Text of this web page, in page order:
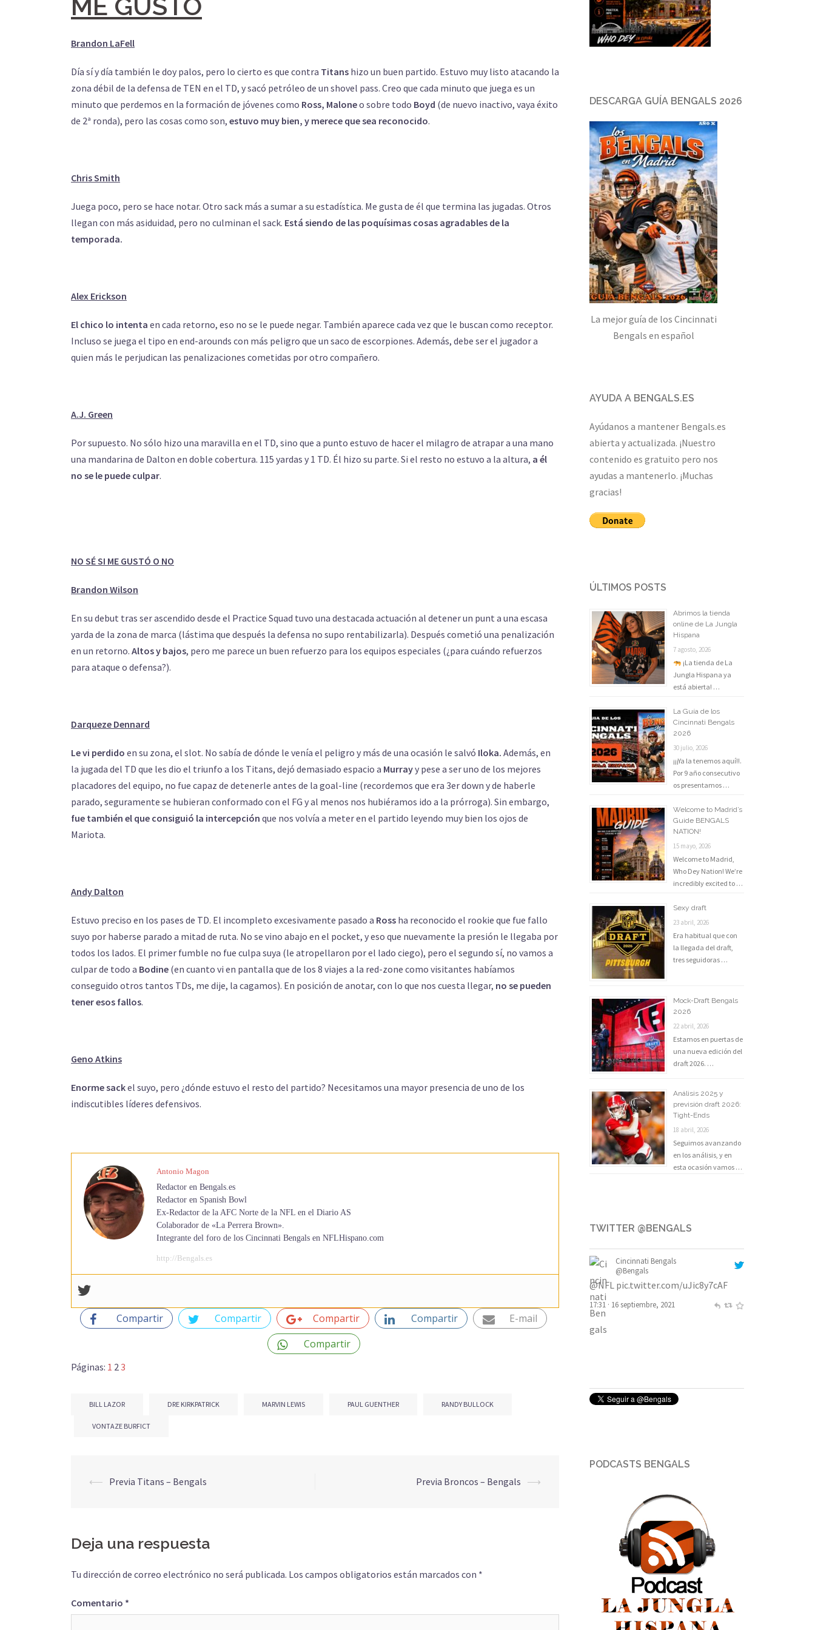
ME GUSTÓ
Brandon LaFell
Día sí y día también le doy palos, pero lo cierto es que contra Titans hizo un buen partido. Estuvo muy listo atacando la
zona débil de la defensa de TEN en el TD, y sacó petróleo de un shovel pass. Creo que cada minuto que juega es un
minuto que perdemos en la formación de jóvenes como Ross, Maloneo sobre todo Boyd (de nuevo inactivo, vaya éxito
de 2ª ronda), pero las cosas como son, estuvo muy bien, y merece que sea reconocido.
Chris Smith
Juega poco, pero se hace notar. Otro sack más a sumar a su estadística. Me gusta de él que termina las jugadas. Otros
llegan con más asiduidad, pero no culminan el sack. Está siendo de las poquísimas cosas agradables de la
temporada.
Alex Erickson
El chico lo intenta en cada retorno, eso no se le puede negar. También aparece cada vez que le buscan como receptor.
Incluso se juega el tipo en end-arounds con más peligro que un saco de escorpiones. Además, debe ser el jugador a
quien más le perjudican las penalizaciones cometidas por otro compañero.
A.J. Green
Por supuesto. No sólo hizo una maravilla en el TD, sino que a punto estuvo de hacer el milagro de atrapar a una mano
una mandarina de Dalton en doble cobertura. 115 yardas y 1 TD. Él hizo su parte. Si el resto no estuvo a la altura, a él
no se le puede culpar.
NO SÉ SI ME GUSTÓ O NO
Brandon Wilson
En su debut tras ser ascendido desde el Practice Squad tuvo una destacada actuación al detener un punt a una escasa
yarda de la zona de marca (lástima que después la defensa no supo rentabilizarla). Después cometió una penalización
en un retorno. Altos y bajos, pero me parece un buen refuerzo para los equipos especiales (¿para cuándo refuerzos
para ataque o defensa?).
Darqueze Dennard
Le vi perdido en su zona, el slot. No sabía de dónde le venía el peligro y más de una ocasión le salvó Iloka. Además, en
la jugada del TD que les dio el triunfo a los Titans, dejó demasiado espacio a Murrayy pese a ser uno de los mejores
placadores del equipo, no fue capaz de detenerle antes de la goal-line (recordemos que era 3er down y de haberle
parado, seguramente se hubieran conformado con el FG y al menos nos hubiéramos ido a la prórroga). Sin embargo,
fue también el que consiguió la intercepción que nos volvía a meter en el partido leyendo muy bien los ojos de
Mariota.
Andy Dalton
Estuvo preciso en los pases de TD. El incompleto excesivamente pasado a Ross ha reconocido el rookie que fue fallo
suyo por haberse parado a mitad de ruta. No se vino abajo en el pocket, y eso que nuevamente la presión le llegaba por
todos los lados. El primer fumble no fue culpa suya (le atropellaron por el lado ciego), pero el segundo sí, no vamos a
culpar de todo a Bodine (en cuanto vi en pantalla que de los 8 viajes a la red-zone como visitantes habíamos
conseguido otros tantos TDs, me dije, la cagamos). En posición de anotar, con lo que nos cuesta llegar, no se pueden
tener esos fallos.
Geno Atkins
Enorme sackel suyo, pero ¿dónde estuvo el resto del partido? Necesitamos una mayor presencia de uno de los
indiscutibles líderes defensivos.
Antonio Magon
Redactor en Bengals.es
Redactor en Spanish Bowl
Ex-Redactor de la AFC Norte de la NFL en el Diario AS
Colaborador de «La Perrera Brown».
Integrante del foro de los Cincinnati Bengals en NFLHispano.com
http://Bengals.es
Compartir Compartir Compartir Compartir
E-mail
Compartir
Páginas: 1 23
BILL LAZOR DRE KIRKPATRICK MARVIN LEWIS PAUL GUENTHER RANDY BULLOCK
VONTAZE BURFICT
Navegación
entradas
⟵ Previa Titans – Bengals Previa Broncos – Bengals ⟶
Deja una respuesta
Tu dirección de correo electrónico no será publicada. Los campos obligatorios están marcados con *
Comentario *
DESCARGA GUÍA BENGALS 2026
La mejor guía de los Cincinnati
Bengals en español
AYUDA A BENGALS.ES
Ayúdanos a mantener Bengals.es
abierta y actualizada. ¡Nuestro
contenido es gratuito pero nos
ayudas a mantenerlo. ¡Muchas
gracias!
ÚLTIMOS POSTS
Abrimos la tienda
online de La Jungla
Hispana
7 agosto, 2026
¡La tienda de La
Jungla Hispana ya
está abierta! …
La Guía de los
Cincinnati Bengals
2026
30 julio, 2026
¡¡¡Ya la tenemos aquí!!.
Por 9 año consecutivo
os presentamos …
Welcome to Madrid’s
Guide BENGALS
NATION!
15 mayo, 2026
Welcome to Madrid,
Who Dey Nation! We’re
incredibly excited to …
Sexy draft
23 abril, 2026
Era habitual que con
la llegada del draft,
tres seguidoras …
Mock-Draft Bengals
2026
22 abril, 2026
Estamos en puertas de
una nueva edición del
draft 2026. …
Análisis 2025 y
previsión draft 2026:
Tight-Ends
18 abril, 2026
Seguimos avanzando
en los análisis, y en
esta ocasión vamos …
TWITTER @BENGALS
Cincinnati Bengals
@Bengals
@NFL pic.twitter.com/uJic8y7cAF
17:31 · 16 septiembre, 2021
PODCASTS BENGALS